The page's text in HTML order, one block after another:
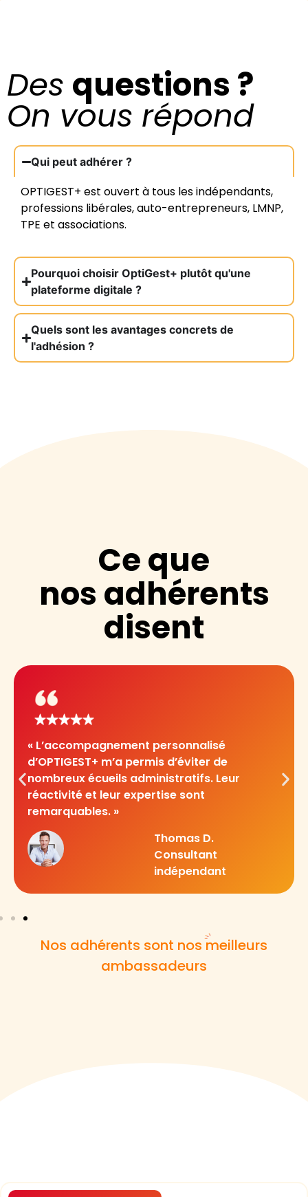
Des questions ?
On vous répond
Qui peut adhérer ?
OPTIGEST+ est ouvert à tous les indépendants,
professions libérales, auto-entrepreneurs, LMNP,
TPE et associations.
Pourquoi choisir OptiGest+ plutôt qu'une
plateforme digitale ?
Quels sont les avantages concrets de
l'adhésion ?
Ce que
nos adhérents
disent
« L’accompagnement personnalisé
d’OPTIGEST+ m’a permis d’éviter de
nombreux écueils administratifs. Leur
réactivité et leur expertise sont
remarquables. »
Thomas D.
Consultant
indépendant
Nos adhérents sont nos meilleurs
ambassadeurs